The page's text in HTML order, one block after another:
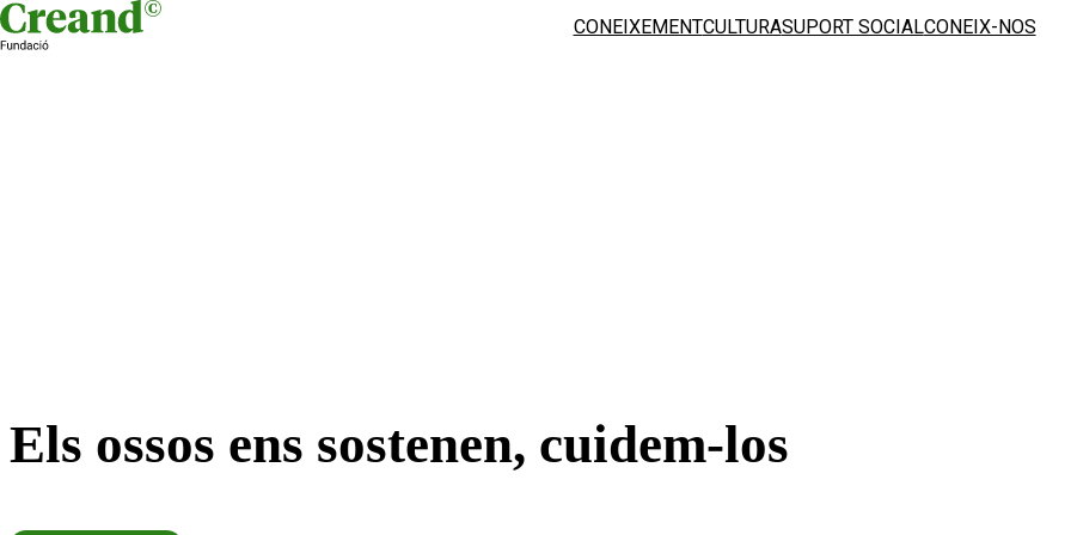
Skip to content CONEIXEMENTCULTURASUPORT SOCIALCONEIX-NOS
Els ossos ens sostenen, cuidem-los